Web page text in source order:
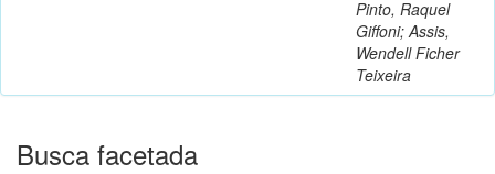
Pinto, Raquel
Giffoni; Assis,
Wendell Ficher
Teixeira
Busca facetada